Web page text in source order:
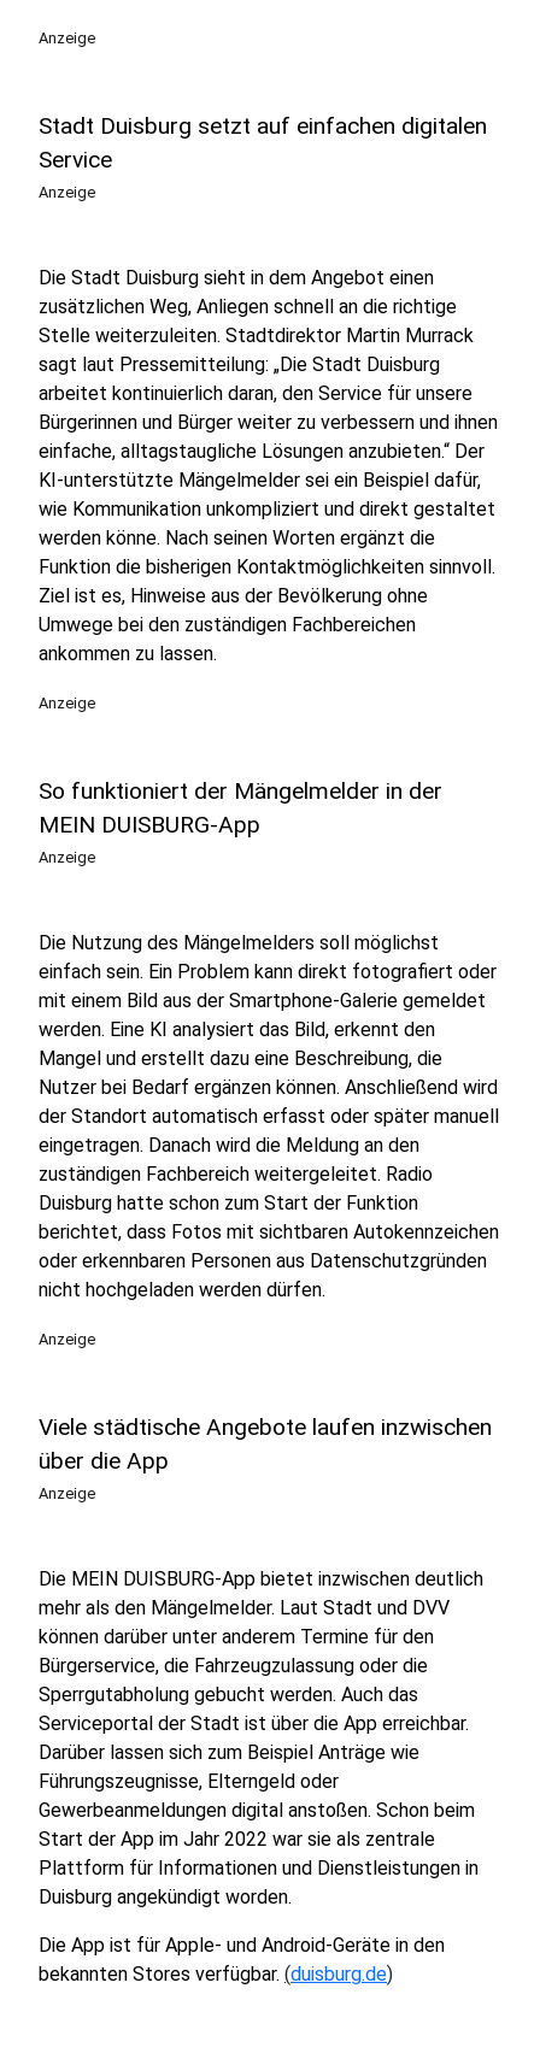
Anzeige
Stadt Duisburg setzt auf einfachen digitalen
Service
Anzeige
Die Stadt Duisburg sieht in dem Angebot einen
zusätzlichen Weg, Anliegen schnell an die richtige
Stelle weiterzuleiten. Stadtdirektor Martin Murrack
sagt laut Pressemitteilung: „Die Stadt Duisburg
arbeitet kontinuierlich daran, den Service für unsere
Bürgerinnen und Bürger weiter zu verbessern und ihnen
einfache, alltagstaugliche Lösungen anzubieten.“ Der
KI-unterstützte Mängelmelder sei ein Beispiel dafür,
wie Kommunikation unkompliziert und direkt gestaltet
werden könne. Nach seinen Worten ergänzt die
Funktion die bisherigen Kontaktmöglichkeiten sinnvoll.
Ziel ist es, Hinweise aus der Bevölkerung ohne
Umwege bei den zuständigen Fachbereichen
ankommen zu lassen.
Anzeige
So funktioniert der Mängelmelder in der
MEIN DUISBURG-App
Anzeige
Die Nutzung des Mängelmelders soll möglichst
einfach sein. Ein Problem kann direkt fotografiert oder
mit einem Bild aus der Smartphone-Galerie gemeldet
werden. Eine KI analysiert das Bild, erkennt den
Mangel und erstellt dazu eine Beschreibung, die
Nutzer bei Bedarf ergänzen können. Anschließend wird
der Standort automatisch erfasst oder später manuell
eingetragen. Danach wird die Meldung an den
zuständigen Fachbereich weitergeleitet. Radio
Duisburg hatte schon zum Start der Funktion
berichtet, dass Fotos mit sichtbaren Autokennzeichen
oder erkennbaren Personen aus Datenschutzgründen
nicht hochgeladen werden dürfen.
Anzeige
Viele städtische Angebote laufen inzwischen
über die App
Anzeige
Die MEIN DUISBURG-App bietet inzwischen deutlich
mehr als den Mängelmelder. Laut Stadt und DVV
können darüber unter anderem Termine für den
Bürgerservice, die Fahrzeugzulassung oder die
Sperrgutabholung gebucht werden. Auch das
Serviceportal der Stadt ist über die App erreichbar.
Darüber lassen sich zum Beispiel Anträge wie
Führungszeugnisse, Elterngeld oder
Gewerbeanmeldungen digital anstoßen. Schon beim
Start der App im Jahr 2022 war sie als zentrale
Plattform für Informationen und Dienstleistungen in
Duisburg angekündigt worden.
Die App ist für Apple- und Android-Geräte in den
bekannten Stores verfügbar. (duisburg.de)